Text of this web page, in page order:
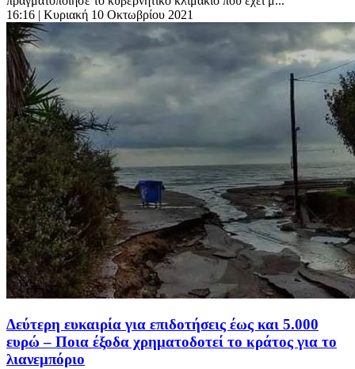
16:16 | Κυριακή 10 Οκτωβρίου 2021
Δεύτερη ευκαιρία για επιδοτήσεις έως και 5.000
ευρώ – Ποια έξοδα χρηματοδοτεί το κράτος για το
λιανεμπόριο